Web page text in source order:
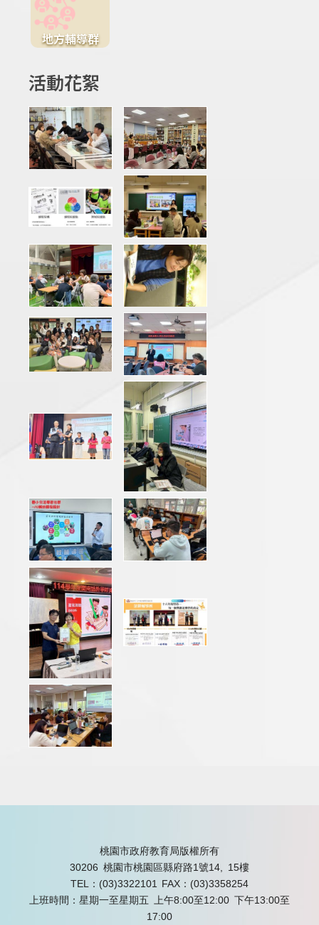
地方輔導群
活動花絮
桃園市政府教育局版權所有
30206 桃園市桃園區縣府路1號14, 15樓
TEL：(03)3322101 FAX：(03)3358254
上班時間：星期一至星期五 上午8:00至12:00 下午13:00至
17:00